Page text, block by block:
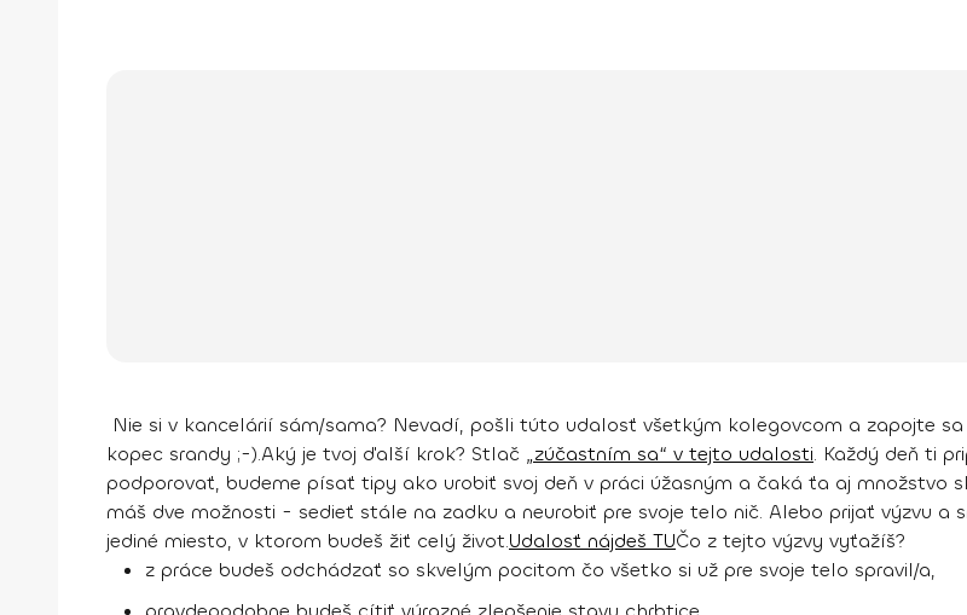
Nie si v kancelárií sám/sama? Nevadí, pošli túto udalosť všetkým kolegovcom a zapojte
kopec srandy ;-).Aký je tvoj ďalší krok? Stlač „zúčastním sa“ v tejto udalosti. Každý deň ti
podporovať, budeme písať tipy ako urobiť svoj deň v práci úžasným a čaká ťa aj množstvo
máš dve možnosti - sedieť stále na zadku a neurobiť pre svoje telo nič. Alebo prijať výzvu a
jediné miesto, v ktorom budeš žiť celý život.Udalosť nájdeš TUČo z tejto výzvy vyťažíš?
z práce budeš odchádzať so skvelým pocitom čo všetko si už pre svoje telo spravil/a,